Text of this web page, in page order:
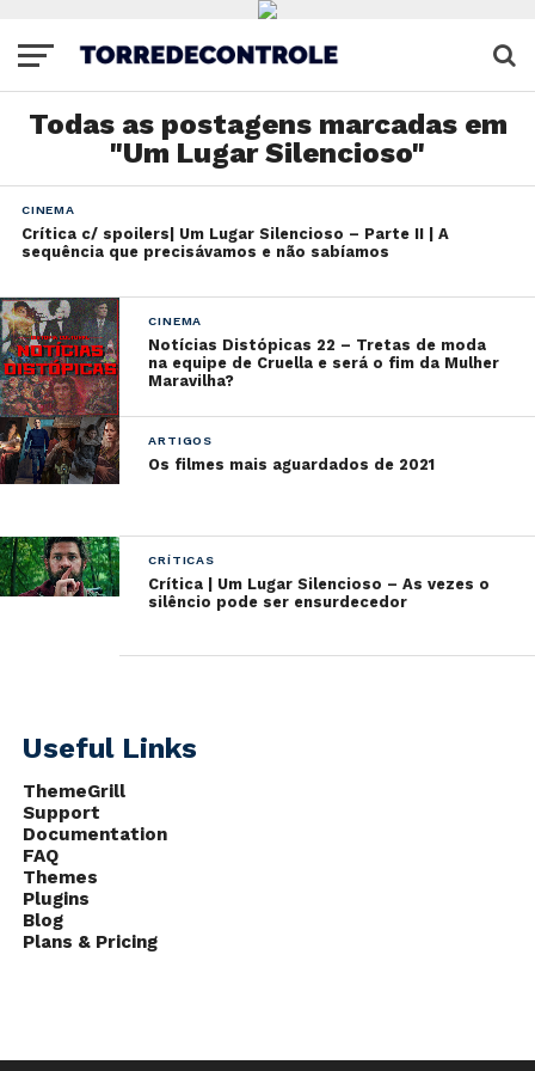
Todas as postagens marcadas em
"Um Lugar Silencioso"
CINEMA
Crítica c/ spoilers| Um Lugar Silencioso – Parte II | A
sequência que precisávamos e não sabíamos
CINEMA
Notícias Distópicas 22 – Tretas de moda
na equipe de Cruella e será o fim da Mulher
Maravilha?
ARTIGOS
Os filmes mais aguardados de 2021
CRÍTICAS
Crítica | Um Lugar Silencioso – As vezes o
silêncio pode ser ensurdecedor
Useful Links
ThemeGrill
Support
Documentation
FAQ
Themes
Plugins
Blog
Plans & Pricing